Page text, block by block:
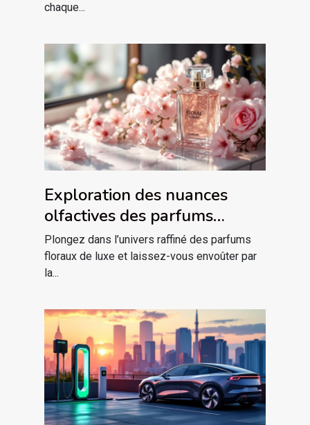
chaque...
Exploration des nuances
olfactives des parfums
floraux de luxe
Plongez dans l’univers raffiné des parfums
floraux de luxe et laissez-vous envoûter par
la...